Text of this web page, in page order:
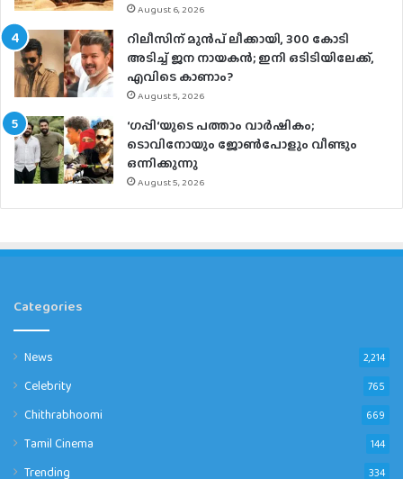
August 6, 2026
റിലീസിന് മുൻപ് ലീക്കായി, 300 കോടി
അടിച്ച് ജന നായകൻ; ഇനി ഒടിടിയിലേക്ക്,
എവിടെ കാണാം?
August 5, 2026
‘ഗപ്പി‘യുടെ പത്താം വാർഷികം;
ടൊവിനോയും ജോൺപോളും വീണ്ടും
ഒന്നിക്കുന്നു
August 5, 2026
Categories
News 2,214
Celebrity 765
Chithrabhoomi 669
Tamil Cinema 144
Trending 334